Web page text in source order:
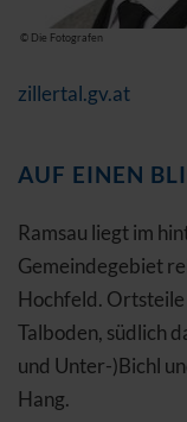
© Die Fotografen
zillertal.gv.at
AUF EINEN
Ramsau liegt im
Gemeindegebiet
Hochfeld.
Talboden, südlich
und Unter-)Bichl
Hang.